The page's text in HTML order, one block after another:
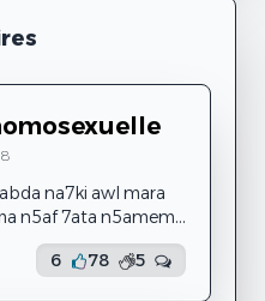
na7ki awl mara
n5af 7ata n5amem
berasmi t3ebt
3al islem w 3al
6 78 5